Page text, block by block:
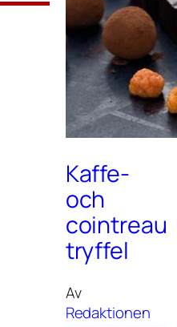
Kaffe-
och
cointreau
tryffel
Av
Redaktionen